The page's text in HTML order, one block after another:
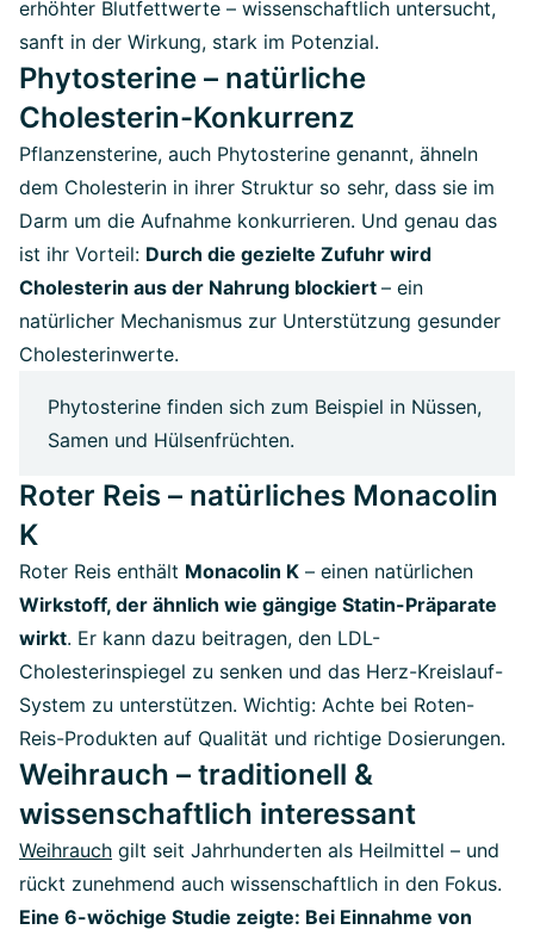
erhöhter Blutfettwerte – wissenschaftlich untersucht,
sanft in der Wirkung, stark im Potenzial.
Phytosterine – natürliche
Cholesterin-Konkurrenz
Pflanzensterine, auch Phytosterine genannt, ähneln
dem Cholesterin in ihrer Struktur so sehr, dass sie im
Darm um die Aufnahme konkurrieren. Und genau das
ist ihr Vorteil: Durch die gezielte Zufuhr wird
Cholesterin aus der Nahrung blockiert – ein
natürlicher Mechanismus zur Unterstützung gesunder
Cholesterinwerte.
Phytosterine finden sich zum Beispiel in Nüssen,
Samen und Hülsenfrüchten.
Roter Reis – natürliches Monacolin
K
Roter Reis enthält Monacolin K – einen natürlichen
Wirkstoff, der ähnlich wie gängige Statin-Präparate
wirkt. Er kann dazu beitragen, den LDL-
Cholesterinspiegel zu senken und das Herz-Kreislauf-
System zu unterstützen. Wichtig: Achte bei Roten-
Reis-Produkten auf Qualität und richtige Dosierungen.
Weihrauch – traditionell &
wissenschaftlich interessant
Weihrauch gilt seit Jahrhunderten als Heilmittel – und
rückt zunehmend auch wissenschaftlich in den Fokus.
Eine 6-wöchige Studie zeigte: Bei Einnahme von